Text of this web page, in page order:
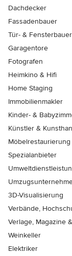
Dachdecker
Fassadenbauer
Tür- & Fensterbauer
Garagentore
Fotografen
Heimkino & Hifi
Home Staging
Immobilienmakler
Kinder- &
Künstler &
Möbelrestaurierung
Spezialanbieter
3D-Visualisierung
Verbände,
Verlage, Magazine
Weinkeller
Elektriker